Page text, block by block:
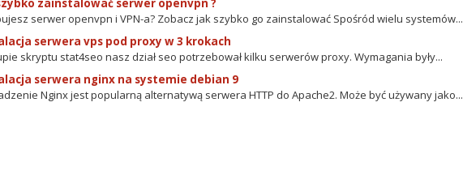
zainstalować serwer openvpn ?
serwer openvpn i VPN-a? Zobacz jak szybko go zainstalować Spośród wielu systemów...
serwera vps pod proxy w 3 krokach
skryptu stat4seo nasz dział seo potrzebował kilku serwerów proxy. Wymagania były...
serwera nginx na systemie debian 9
Nginx jest popularną alternatywą serwera HTTP do Apache2. Może być używany jako...